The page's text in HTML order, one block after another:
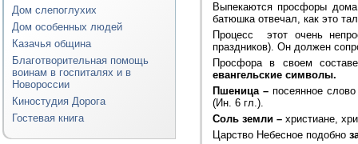
Дом слепоглухих
Дом особенных людей
Казачья община
Благотворительная помощь
воинам в госпиталях и в
Новороссии
Киностудия Дорога
Гостевая книга
Выпекаются просфоры
батюшка отвечал, как это
Процесс этот очень
праздников). Он должен
Просфора в своем
евангельские символы.
Пшеница – посеянное
(Ин. 6 гл.).
Соль земли – христиане,
Царство Небесное подобно